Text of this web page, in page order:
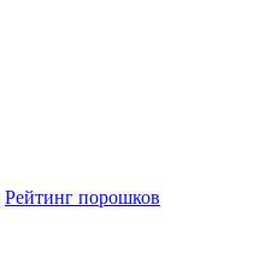
Рейтинг порошков